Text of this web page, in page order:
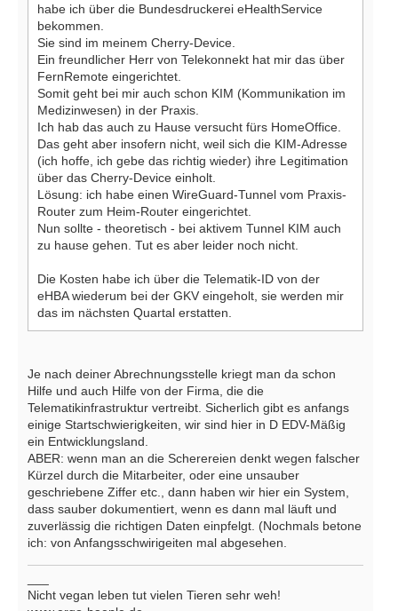
habe ich über die Bundesdruckerei eHealthService
bekommen.
Sie sind im meinem Cherry-Device.
Ein freundlicher Herr von Telekonnekt hat mir das über
FernRemote eingerichtet.
Somit geht bei mir auch schon KIM (Kommunikation im
Medizinwesen) in der Praxis.
Ich hab das auch zu Hause versucht fürs HomeOffice.
Das geht aber insofern nicht, weil sich die KIM-Adresse
(ich hoffe, ich gebe das richtig wieder) ihre Legitimation
über das Cherry-Device einholt.
Lösung: ich habe einen WireGuard-Tunnel vom Praxis-
Router zum Heim-Router eingerichtet.
Nun sollte - theoretisch - bei aktivem Tunnel KIM auch
zu hause gehen. Tut es aber leider noch nicht.
Die Kosten habe ich über die Telematik-ID von der
eHBA wiederum bei der GKV eingeholt, sie werden mir
das im nächsten Quartal erstatten.
Je nach deiner Abrechnungsstelle kriegt man da schon
Hilfe und auch Hilfe von der Firma, die die
Telematikinfrastruktur vertreibt. Sicherlich gibt es anfangs
einige Startschwierigkeiten, wir sind hier in D EDV-Mäßig
ein Entwicklungsland.
ABER: wenn man an die Scherereien denkt wegen falscher
Kürzel durch die Mitarbeiter, oder eine unsauber
geschriebene Ziffer etc., dann haben wir hier ein System,
dass sauber dokumentiert, wenn es dann mal läuft und
zuverlässig die richtigen Daten einpfelgt. (Nochmals betone
ich: von Anfangsschwirigeiten mal abgesehen.
Nicht vegan leben tut vielen Tieren sehr weh!